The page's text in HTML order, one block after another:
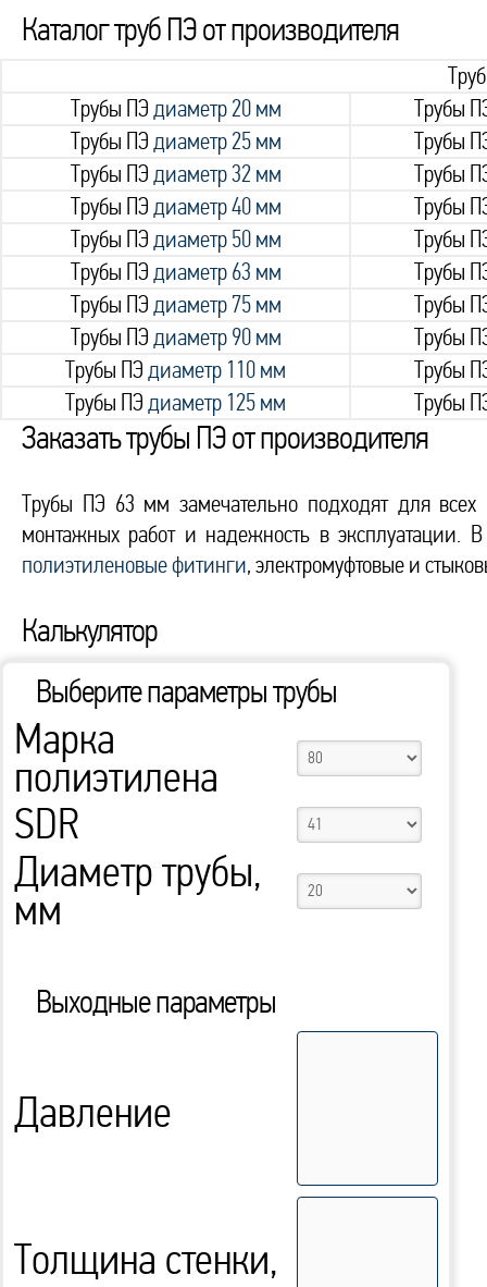
Каталог труб ПЭ от производителя
Трубы ПЭ диаметр 20 мм
Трубы
Трубы ПЭ диаметр 25 мм
Трубы
Трубы ПЭ диаметр 32 мм
Трубы
Трубы ПЭ диаметр 40 мм
Трубы
Трубы ПЭ диаметр 50 мм
Трубы
Трубы ПЭ диаметр 63 мм
Трубы
Трубы ПЭ диаметр 75 мм
Трубы
Трубы ПЭ диаметр 90 мм
Трубы
Трубы ПЭ диаметр 110 мм
Трубы
Трубы ПЭ диаметр 125 мм Трубы
Заказать трубы ПЭ от производителя
Трубы ПЭ 63 мм замечательно подходят для
монтажных работ и надежность в
полиэтиленовые фитинги, электромуфтовые и
Калькулятор
Выберите параметры трубы
Марка
полиэтилена
SDR
Диаметр трубы,
мм
Выходные параметры
Давление
Толщина стенки,